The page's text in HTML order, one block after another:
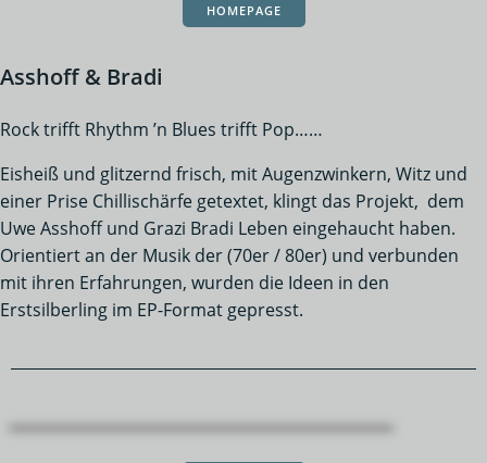
HOMEPAGE
Asshoff & Bradi
Rock trifft Rhythm ’n Blues trifft Pop……
Eisheiß und glitzernd frisch, mit Augenzwinkern, Witz und
einer Prise Chillischärfe getextet, klingt das Projekt, dem
Uwe Asshoff und Grazi Bradi Leben eingehaucht haben.
Orientiert an der Musik der (70er / 80er) und verbunden
mit ihren Erfahrungen, wurden die Ideen in den
Erstsilberling im EP-Format gepresst.